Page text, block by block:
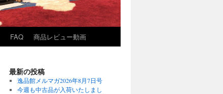
FAQ 商品レビュー動画
最新の投稿
逸品館メルマガ2026年8月7日号
今週も中古品が入荷いたしまし